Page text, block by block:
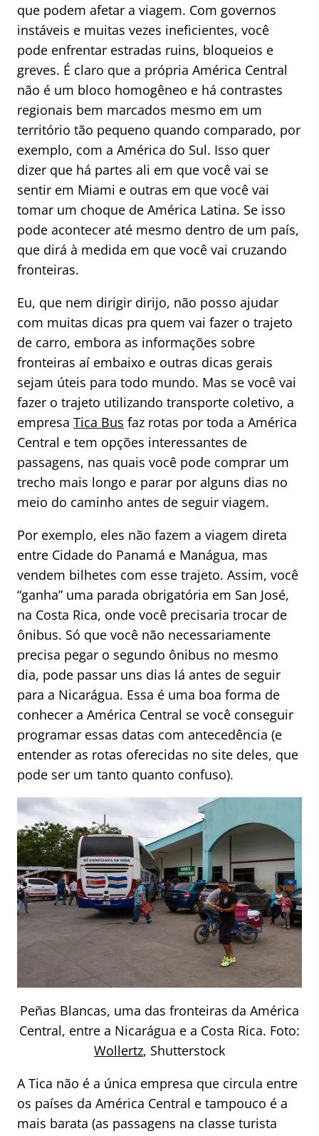
que podem afetar a viagem. Com governos
instáveis e muitas vezes ineficientes, você
pode enfrentar estradas ruins, bloqueios e
greves. É claro que a própria América Central
não é um bloco homogêneo e há contrastes
regionais bem marcados mesmo em um
território tão pequeno quando comparado, por
exemplo, com a América do Sul. Isso quer
dizer que há partes ali em que você vai se
sentir em Miami e outras em que você vai
tomar um choque de América Latina. Se isso
pode acontecer até mesmo dentro de um país,
que dirá à medida em que você vai cruzando
fronteiras.
Eu, que nem dirigir dirijo, não posso ajudar
com muitas dicas pra quem vai fazer o trajeto
de carro, embora as informações sobre
fronteiras aí embaixo e outras dicas gerais
sejam úteis para todo mundo. Mas se você vai
fazer o trajeto utilizando transporte coletivo, a
empresa Tica Bus faz rotas por toda a América
Central e tem opções interessantes de
passagens, nas quais você pode comprar um
trecho mais longo e parar por alguns dias no
meio do caminho antes de seguir viagem.
Por exemplo, eles não fazem a viagem direta
entre Cidade do Panamá e Manágua, mas
vendem bilhetes com esse trajeto. Assim, você
“ganha” uma parada obrigatória em San José,
na Costa Rica, onde você precisaria trocar de
ônibus. Só que você não necessariamente
precisa pegar o segundo ônibus no mesmo
dia, pode passar uns dias lá antes de seguir
para a Nicarágua. Essa é uma boa forma de
conhecer a América Central se você conseguir
programar essas datas com antecedência (e
entender as rotas oferecidas no site deles, que
pode ser um tanto quanto confuso).
Peñas Blancas, uma das fronteiras da América
Central, entre a Nicarágua e a Costa Rica. Foto:
Wollertz, Shutterstock
A Tica não é a única empresa que circula entre
os países da América Central e tampouco é a
mais barata (as passagens na classe turista